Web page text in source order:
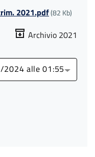
2021.pdf(82 Kb)
Archivio 2021
alle 01:55